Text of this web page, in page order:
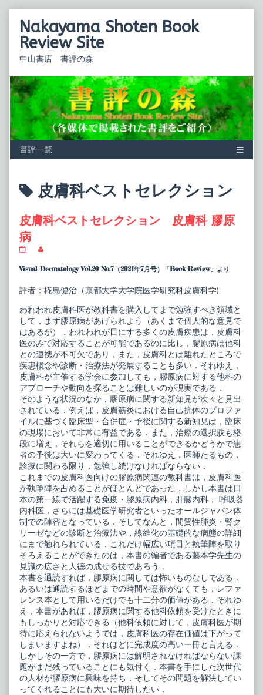
contentNakayama Shoten Book
Review Site
中山書店 書評の森
Posts
tagged
皮膚科ベストセレクション
皮膚科ベストセレクション 皮膚科 膠原
病
科
ト
レ
ク
シ
ョ
ン
皮
膚
科
膠
原
病
published
on
posts
author
皮
膚
科
ベ
ス
ト
セ
レ
ク
シ
ョ
ン
皮
膚
科
膠
原
病,
Visual Dermatology Vol.20 No.7（2021年7月号）「Book Review」より
評者：椛島健治（京都大学大学院医学研究科皮膚科学)
われわれ皮膚科医が教科書を購入してまで勉強すべき領域と
して，まず膠原病があげられよう（あくまで個人的な意見で
はあるが）．われわれが目にする多くの皮膚疾患は，皮膚科
医のみで対応することが可能であるのに比し，膠原病は他科
との連携が不可欠であり，また，皮膚科とは離れたところで
疾患概念や診断・治療法が発展することも多い．それゆえ，
皮膚科が主催する学会に参加しても，膠原病に対する他科の
アプローチや動向を探ることは難しいのが現実である．
そのような状況のなか，膠原病に関する新知見が次々と見出
されている．例えば，皮膚筋炎における自己抗体のプロファ
イルに基づく臨床型・合併症・予後に関する新知見は，臨床
の現場において非常に有益である．また，治療の選択肢も格
段に増え，それらを適切に用いることができるかどうかで患
者の予後は大いに変わってくる．それゆえ，医師たるもの，
診療に関わる限り，勉強し続けなければならない．
これまでの皮膚科医向けの膠原病関連の教科書は，皮膚科医
が執筆陣を占めることがほとんどであった．しかし本書は日
本の第一線で活躍する免疫・膠原病内科，肝臓内科， 呼吸器
内科医，さらには基礎医学研究者といったオールジャパン体
制での陣容となっている．そしてなんと，間質性肺炎・腎ク
リーゼなどの診断と治療法や，線維化の基礎的な病態の詳細
にまで触れられている．これだけ幅広い項目と執筆陣を取り
そろえることができたのは，本書の編者である藤本学先生の
見識の広さと人徳の成せる技であろう．
本書を通読すれば，膠原病に関しては怖いものなしである．
あるいは通読するほどまでの時間や意欲がなくても，レファ
レンス本として用いるだけでも十二分の価値がある．それゆ
え，本書があれば，膠原病に関する他科依頼を受けたときに
もしっかりと対応できる（他科依頼に対して，皮膚科医が期
待に応えられないようでは，皮膚科医の存在価値は下がって
しまいますよね）．それほどに完成度の高いー冊と言える．
しかしその一方で，膠原病には解明されなければならない課
題がまだ残っていることにも気付く．本書を手にした次世代
の人材が膠原病に興味を持ち，そしてその問題を解決してい
ってくれることにも大いに期待したい．